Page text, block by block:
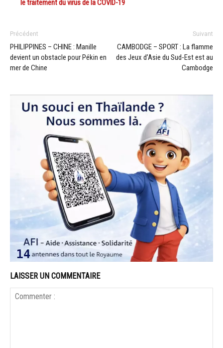
le traitement du virus de la COVID-19
Précédent
PHILIPPINES – CHINE : Manille
devient un obstacle pour Pékin en
mer de Chine
Suivant
CAMBODGE – SPORT : La flamme
des Jeux d’Asie du Sud-Est est au
Cambodge
LAISSER UN COMMENTAIRE